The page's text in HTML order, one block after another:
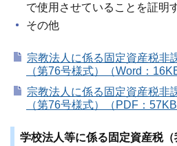
で使用させていることを証明
その他
宗教法人に係る固定資産税非
（第76号様式）（Word：
宗教法人に係る固定資産税非
（第76号様式）（PDF：57KB
学校法人等に係る固定資産税